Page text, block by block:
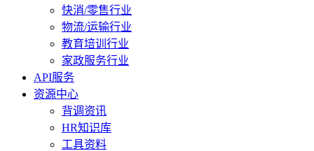
快消/零售行业
物流/运输行业
教育培训行业
家政服务行业
API服务
资源中心
背调资讯
HR知识库
工具资料